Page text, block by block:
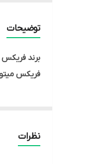
توضیحات
فریکس
نظرات